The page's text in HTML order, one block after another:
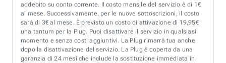
addebito su conto corrente. Il costo mensile del servizio è di 1€
al mese. Successivamente, per le nuove sottoscrizioni, il costo
sarà di 3€ al mese. È previsto un costo di attivazione di 19,95€
una tantum per la Plug. Puoi disattivare il servizio in qualsiasi
momento e senza costi aggiuntivi. La Plug rimarrà tua anche
dopo la disattivazione del servizio. La Plug è coperta da una
garanzia di 24 mesi che include la sostituzione immediata in